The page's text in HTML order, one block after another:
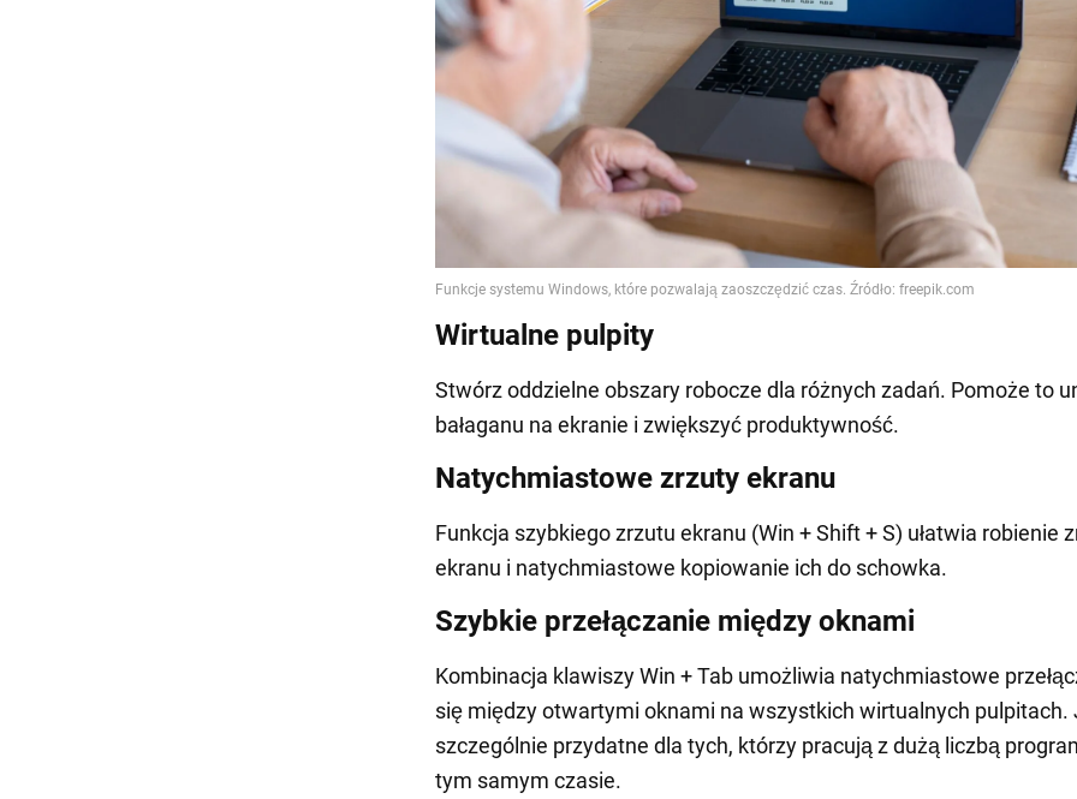
Wirtualne pulpity
Stwórz oddzielne obszary robocze dla różnych zadań. Pomoże to
bałaganu na ekranie i zwiększyć produktywność.
Natychmiastowe zrzuty ekranu
Funkcja szybkiego zrzutu ekranu (Win + Shift + S) ułatwia robienie
ekranu i natychmiastowe kopiowanie ich do schowka.
Szybkie przełączanie między oknami
Kombinacja klawiszy Win + Tab umożliwia natychmiastowe
się między otwartymi oknami na wszystkich wirtualnych pulpitach.
szczególnie przydatne dla tych, którzy pracują z dużą liczbą
tym samym czasie.